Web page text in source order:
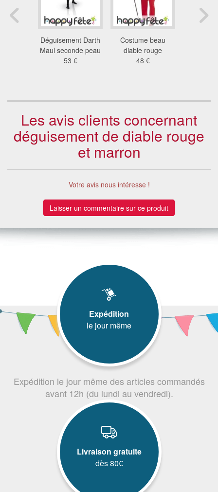
Déguisement Darth
Maul seconde peau
53 €
Costume beau
diable rouge
48 €
Les avis clients concernant
déguisement de diable rouge
et marron
Votre avis nous intéresse !
Laisser un commentaire sur ce produit
Expédition
le jour même
Expédition le jour même des articles commandés
avant 12h (du lundi au vendredi).
Livraison gratuite
dès 80€